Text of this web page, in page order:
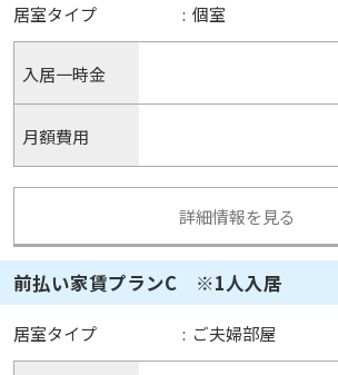
居室タイプ : 個室
入居一時金
月額費用
詳細情報を見る
前払い家賃プランC ※1人入居
居室タイプ : ご夫婦部屋